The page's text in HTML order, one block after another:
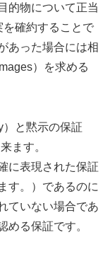
的物について正当
確約することで
あった場合には相
）を求める
と黙示の保証
ます。
に表現された保証
す。）であるのに
ていない場合であ
める保証です。